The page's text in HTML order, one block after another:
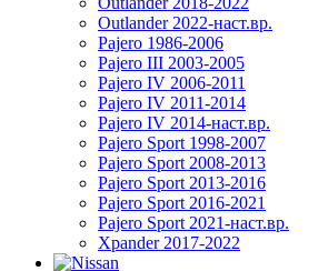
Outlander 2022-наст.вр.
Pajero 1986-2006
Pajero III 2003-2005
Pajero IV 2006-2011
Pajero IV 2011-2014
Pajero IV 2014-наст.вр.
Pajero Sport 1998-2007
Pajero Sport 2008-2013
Pajero Sport 2013-2016
Pajero Sport 2016-2021
Pajero Sport 2021-наст.вр.
Xpander 2017-2022